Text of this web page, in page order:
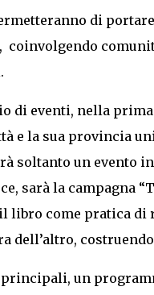
di
coinvolgendo
di eventi, nella prima
e la sua provincia
soltanto un evento
sarà la campagna
libro come pratica di
dell’altro,
un